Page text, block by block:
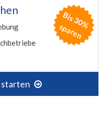
B
is
3
0
%
s
p
a
r
e
n